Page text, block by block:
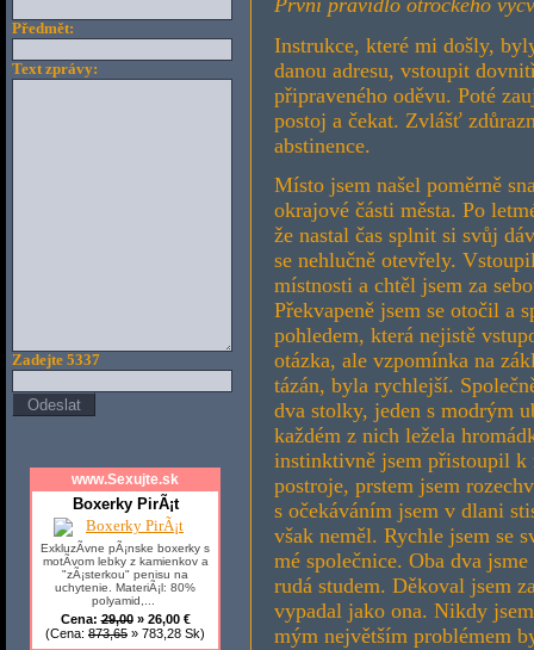
Instrukce, které mi došly,
danou adresu, vstoupit
připraveného oděvu. Poté
postoj a čekat. Zvlášť
abstinence.
Místo jsem našel poměrně
okrajové části města. Po
že nastal čas splnit si svůj
se nehlučně otevřely.
místnosti a chtěl jsem za
Překvapeně jsem se otočil a
pohledem, která nejistě
otázka, ale vzpomínka na
tázán, byla rychlejší.
dva stolky, jeden s modrým
každém z nich ležela
instinktivně jsem přistoupil k
postroje, prstem jsem
s očekáváním jsem v dlani
však neměl. Rychle jsem se
mé společnice. Oba dva
rudá studem. Děkoval jsem
vypadal jako ona. Nikdy
mým největším problémem
Předmět:
Text zprávy:
Zadejte 5337
www.Sexujte.sk
Boxerky PirÃ¡t
ExkluzÃ­vne pÃ¡nske boxerky s
motÃ­vom lebky z kamienkov a
"zÃ¡sterkou" penisu na
uchytenie. MateriÃ¡l: 80%
polyamid,...
Cena:29,00» 26,00 €
(Cena: 873,65 » 783,28 Sk)